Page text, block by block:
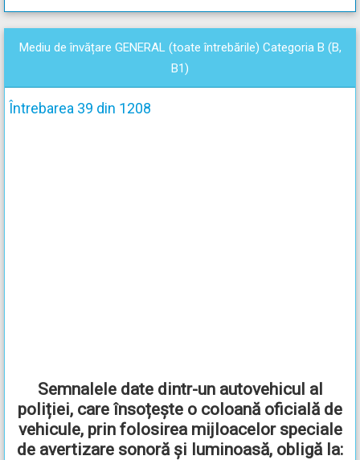
0
Mediu de învățare GENERAL (toate întrebările) Categoria B (B,
B1)
Întrebarea 39 din 1208
Semnalele date dintr-un autovehicul al
poliției, care însoțește o coloană oficială de
vehicule, prin folosirea mijloacelor speciale
de avertizare sonoră și luminoasă, obligă la: